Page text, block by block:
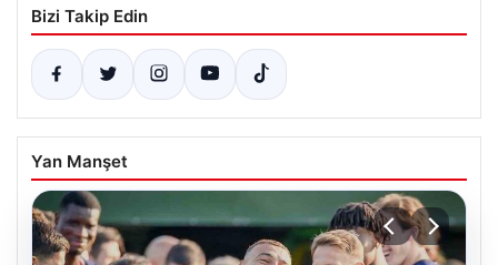
Bizi Takip Edin
Yan Manşet